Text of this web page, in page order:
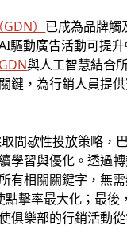
（GDN） 已成為品牌觸
驅動廣告活動可提
GDN與人工智慧結合
鍵，為行銷人員提
間歇性投放策略，
學習與優化。透過
有相關關鍵字，無
擊率最大化；最
俱樂部的行銷活動